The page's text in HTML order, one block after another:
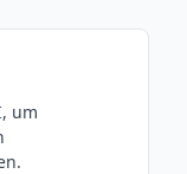
um